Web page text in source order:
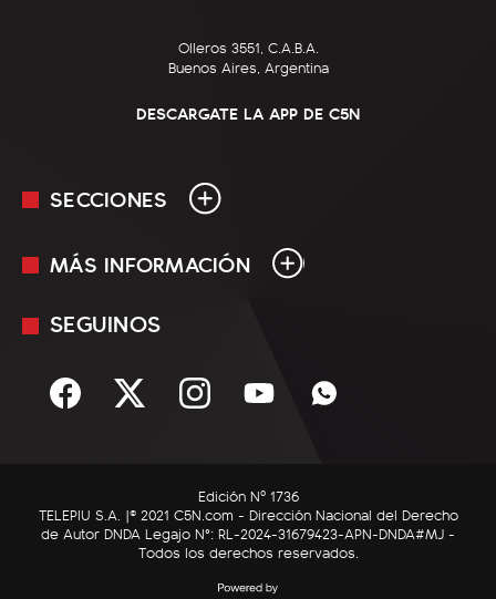
Olleros 3551, C.A.B.A.
Buenos Aires, Argentina
DESCARGATE LA APP DE C5N
SECCIONES
En Vivo
Sociedad
C5N Autos
RatingCero
MÁS INFORMACIÓN
Mediakit
Términos y condiciones
SEGUINOS
Edición Nº 1736
TELEPIU S.A. |© 2021 C5N.com - Dirección Nacional del Derecho
de Autor DNDA Legajo N°: RL-2024-31679423-APN-DNDA#MJ -
Todos los derechos reservados.